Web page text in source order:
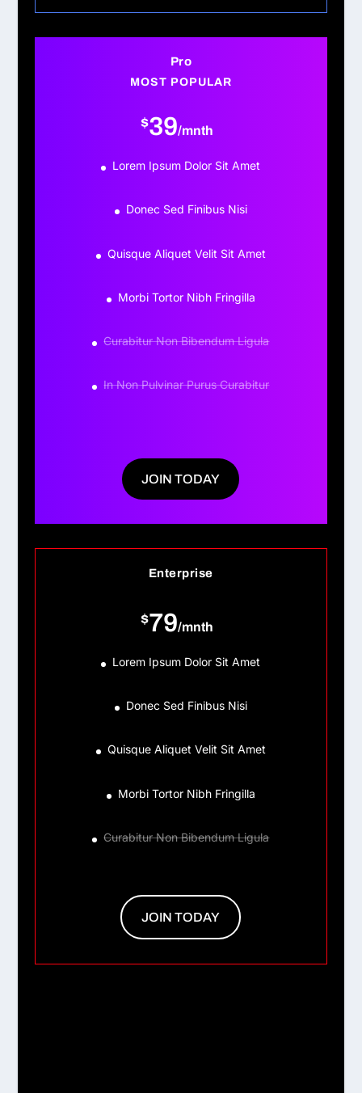
Pro
MOST POPULAR
$39/mnth
Lorem Ipsum Dolor Sit Amet
Donec Sed Finibus Nisi
Quisque Aliquet Velit Sit Amet
Morbi Tortor Nibh Fringilla
Curabitur Non Bibendum Ligula
In Non Pulvinar Purus Curabitur
JOIN TODAY
Enterprise
$79/mnth
Lorem Ipsum Dolor Sit Amet
Donec Sed Finibus Nisi
Quisque Aliquet Velit Sit Amet
Morbi Tortor Nibh Fringilla
Curabitur Non Bibendum Ligula
JOIN TODAY